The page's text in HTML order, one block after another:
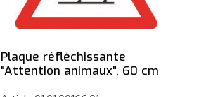
Plaque réfléchissante
"Attention animaux", 60 cm